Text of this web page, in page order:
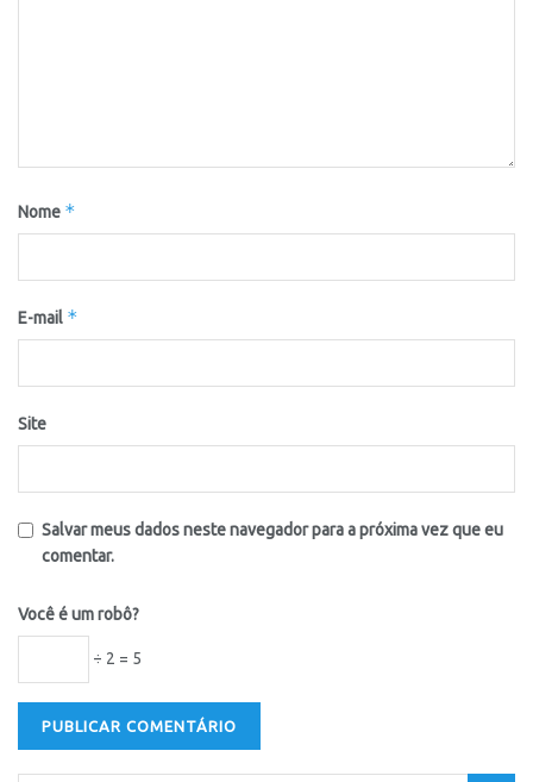
Nome *
E-mail *
Site
Salvar meus dados neste navegador para a próxima vez que eu
comentar.
Você é um robô?
÷ 2 = 5